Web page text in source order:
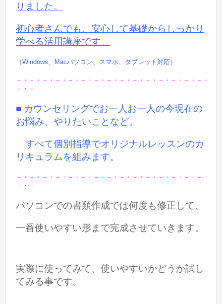
りました。
初心者さんでも、安心して基礎からしっかり
学べる活用講座です。
（Windows、Macパソコン、スマホ、タブレット対応）
－・－・－・－・－・－・－・－・－・－・－・－・－・－・－・
－・－
■ カウンセリングでお一人お一人の今現在の
お悩み、やりたいことなど。
すべて個別指導でオリジナルレッスンのカ
リキュラムを組みます。
－・－・－・－・－・－・－・－・－・－・－・－・－・－・－・
－・－
パソコンでの書類作成では何度も修正して、
一番使いやすい形まで完成させていきます。
実際に使ってみて、使いやすいかどうか試し
てみる事です。